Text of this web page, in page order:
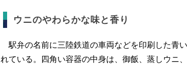
ウニのやわらかな味と香り
駅弁の名前に三陸鉄道の車両などを印刷した青
れている。四角い容器の中身は、御飯、蒸しウニ